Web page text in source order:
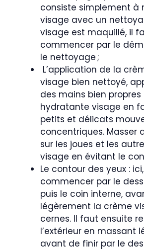
consiste simplement à
visage avec un
visage est maquillé, il
commencer par le
le nettoyage ;
L’application de la
visage bien nettoyé,
des mains bien
hydratante visage en
petits et délicats
concentriques. Masser
sur les joues et les
visage en évitant le
Le contour des yeux :
commencer par le
puis le coin interne,
légèrement la crème
cernes. Il faut ensuite
l’extérieur en massant
avant de finir par le